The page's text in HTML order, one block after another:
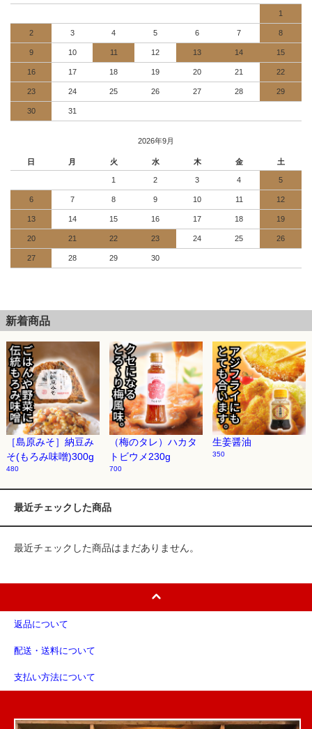
1
2 3 4 5 6 7 8
9 10 11 12 13 14 15
16 17 18 19 20 21 22
23 24 25 26 27 28 29
30 31
2026年9月
日 月 火 水 木 金 土
1 2 3 4 5
6 7 8 9 10 11 12
13 14 15 16 17 18 19
20 21 22 23 24 25 26
27 28 29 30
新着商品
［島原みそ］納豆み
そ(もろみ味噌)300g
480
（梅のタレ）ハカタ
トビウメ230g
700
生姜醤油
350
最近チェックした商品
最近チェックした商品はまだありません。
返品について
配送・送料について
支払い方法について